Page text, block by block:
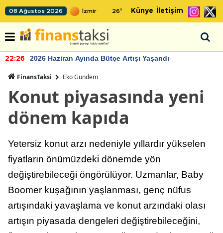
08 Ağustos 2026 26° Künye İletişim
22:26 2026 Haziran Ayında Bütçe Artışı Yaşandı
FinansTaksi Eko Gündem
Konut piyasasında yeni
dönem kapıda
Yetersiz konut arzı nedeniyle yıllardır yükselen
fiyatların önümüzdeki dönemde yön
değiştirebileceği öngörülüyor. Uzmanlar, Baby
Boomer kuşağının yaşlanması, genç nüfus
artışındaki yavaşlama ve konut arzındaki olası
artışın piyasada dengeleri değiştirebileceğini,